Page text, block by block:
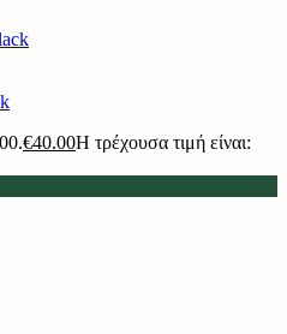
€40.00Η τρέχουσα τιμή είναι: